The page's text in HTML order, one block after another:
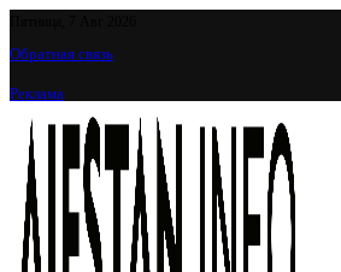
Обратная связь
Реклама